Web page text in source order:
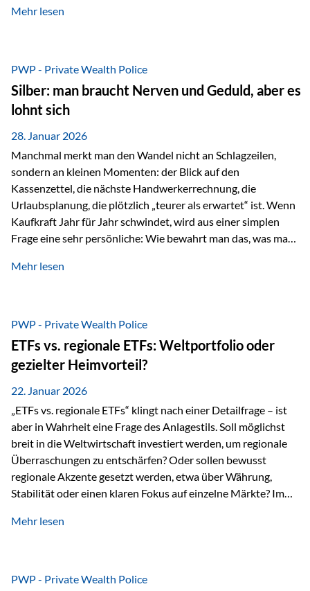
starken Anstiegen. Diese verändern jedoch nicht die
von geopolitischen Spannungen, einer stark ausgeweiteten
Geldmenge sowie strukturellen Verschiebungen an den
Kapitalmärkten geprägt ist, bleibt Gold ein bewährter Anker.
Nicht, weil…
Mehr lesen
PWP - Private Wealth Police
Silber: man braucht Nerven und Geduld, aber es
lohnt sich
28. Januar 2026
Manchmal merkt man den Wandel nicht an Schlagzeilen,
sondern an kleinen Momenten: der Blick auf den
Kassenzettel, die nächste Handwerkerrechnung, die
Urlaubsplanung, die plötzlich „teurer als erwartet“ ist. Wenn
Kaufkraft Jahr für Jahr schwindet, wird aus einer simplen
Frage eine sehr persönliche: Wie bewahrt man das, was man
Sachwerten mit einer Investition in Sachwerte zu
gerade dann, wenn Märkte nervös werden,…
Mehr lesen
PWP - Private Wealth Police
ETFs vs. regionale ETFs: Weltportfolio oder
gezielter Heimvorteil?
22. Januar 2026
„ETFs vs. regionale ETFs“ klingt nach einer Detailfrage – ist
aber in Wahrheit eine Frage des Anlagestils. Soll möglichst
breit in die Weltwirtschaft investiert werden, um regionale
Überraschungen zu entschärfen? Oder sollen bewusst
regionale Akzente gesetzt werden, etwa über Währung,
Stabilität oder einen klaren Fokus auf einzelne Märkte? Im
Wealth Police der Vienna-Life lassen sich beide Ansätze
Risikostreuung, Inflationsrobustheit und Stabilisierung. 1)
Mehr lesen
PWP - Private Wealth Police